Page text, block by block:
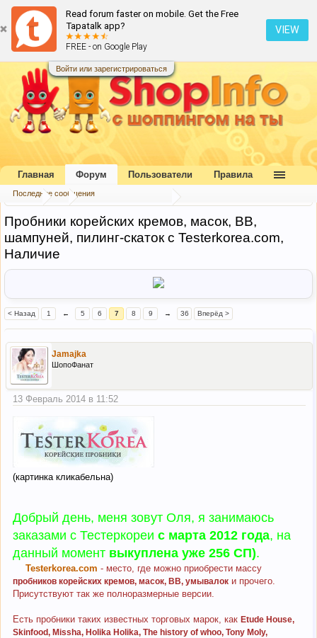
Read forum faster on mobile. Get the Free
Tapatalk app?
FREE - on Google Play
VIEW
Войти или зарегистрироваться
Форум ... Совместные покупки
Пробники корейских кремов, масок, ВВ,
шампуней, пилинг-скаток с Testerkorea.com,
Наличие
< Назад 1 ← 5 6 7 8 9 → 36 Вперёд >
Jamajka
ШопоФанат
13 Февраль 2014 в 11:52
(картинка кликабельна)
Добрый день, меня зовут Оля, я занимаюсь
заказами с Тестеркореи с марта 2012 года, на
данный момент выкуплена уже 256 СП).
Testerkorea.com - место, где можно приобрести массу
пробников корейских кремов, масок, ВВ, умывалок и прочего.
Присутствуют так же полноразмерные версии.
Есть пробники таких известных торговых марок, как Etude House,
Skinfood, Missha, Holika Holika, The history of whoo, Tony Moly,
Главная Форум
Последние сообщения
Пользователи Правила